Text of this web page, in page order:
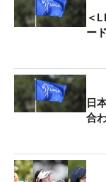
＜
ード
日
合